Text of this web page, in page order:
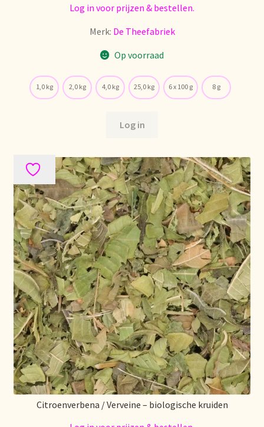
Log in voor prijzen & bestellen.
Merk: De Theefabriek
Op voorraad
1,0 kg 2,0 kg 4,0 kg 25,0 kg 6 x 100 g 8 g
Log in
Citroenverbena / Verveine – biologische kruiden